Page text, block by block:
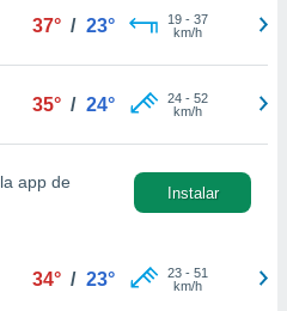
37° / 23° 19- 37
km/h
35° / 24° 24- 52
km/h
la app de
Instalar
34° / 23° 23- 51
km/h